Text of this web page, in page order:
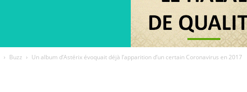
Buzz Un album d’Astérix évoquait déjà l’apparition d’un certain Coronavirus en 2017